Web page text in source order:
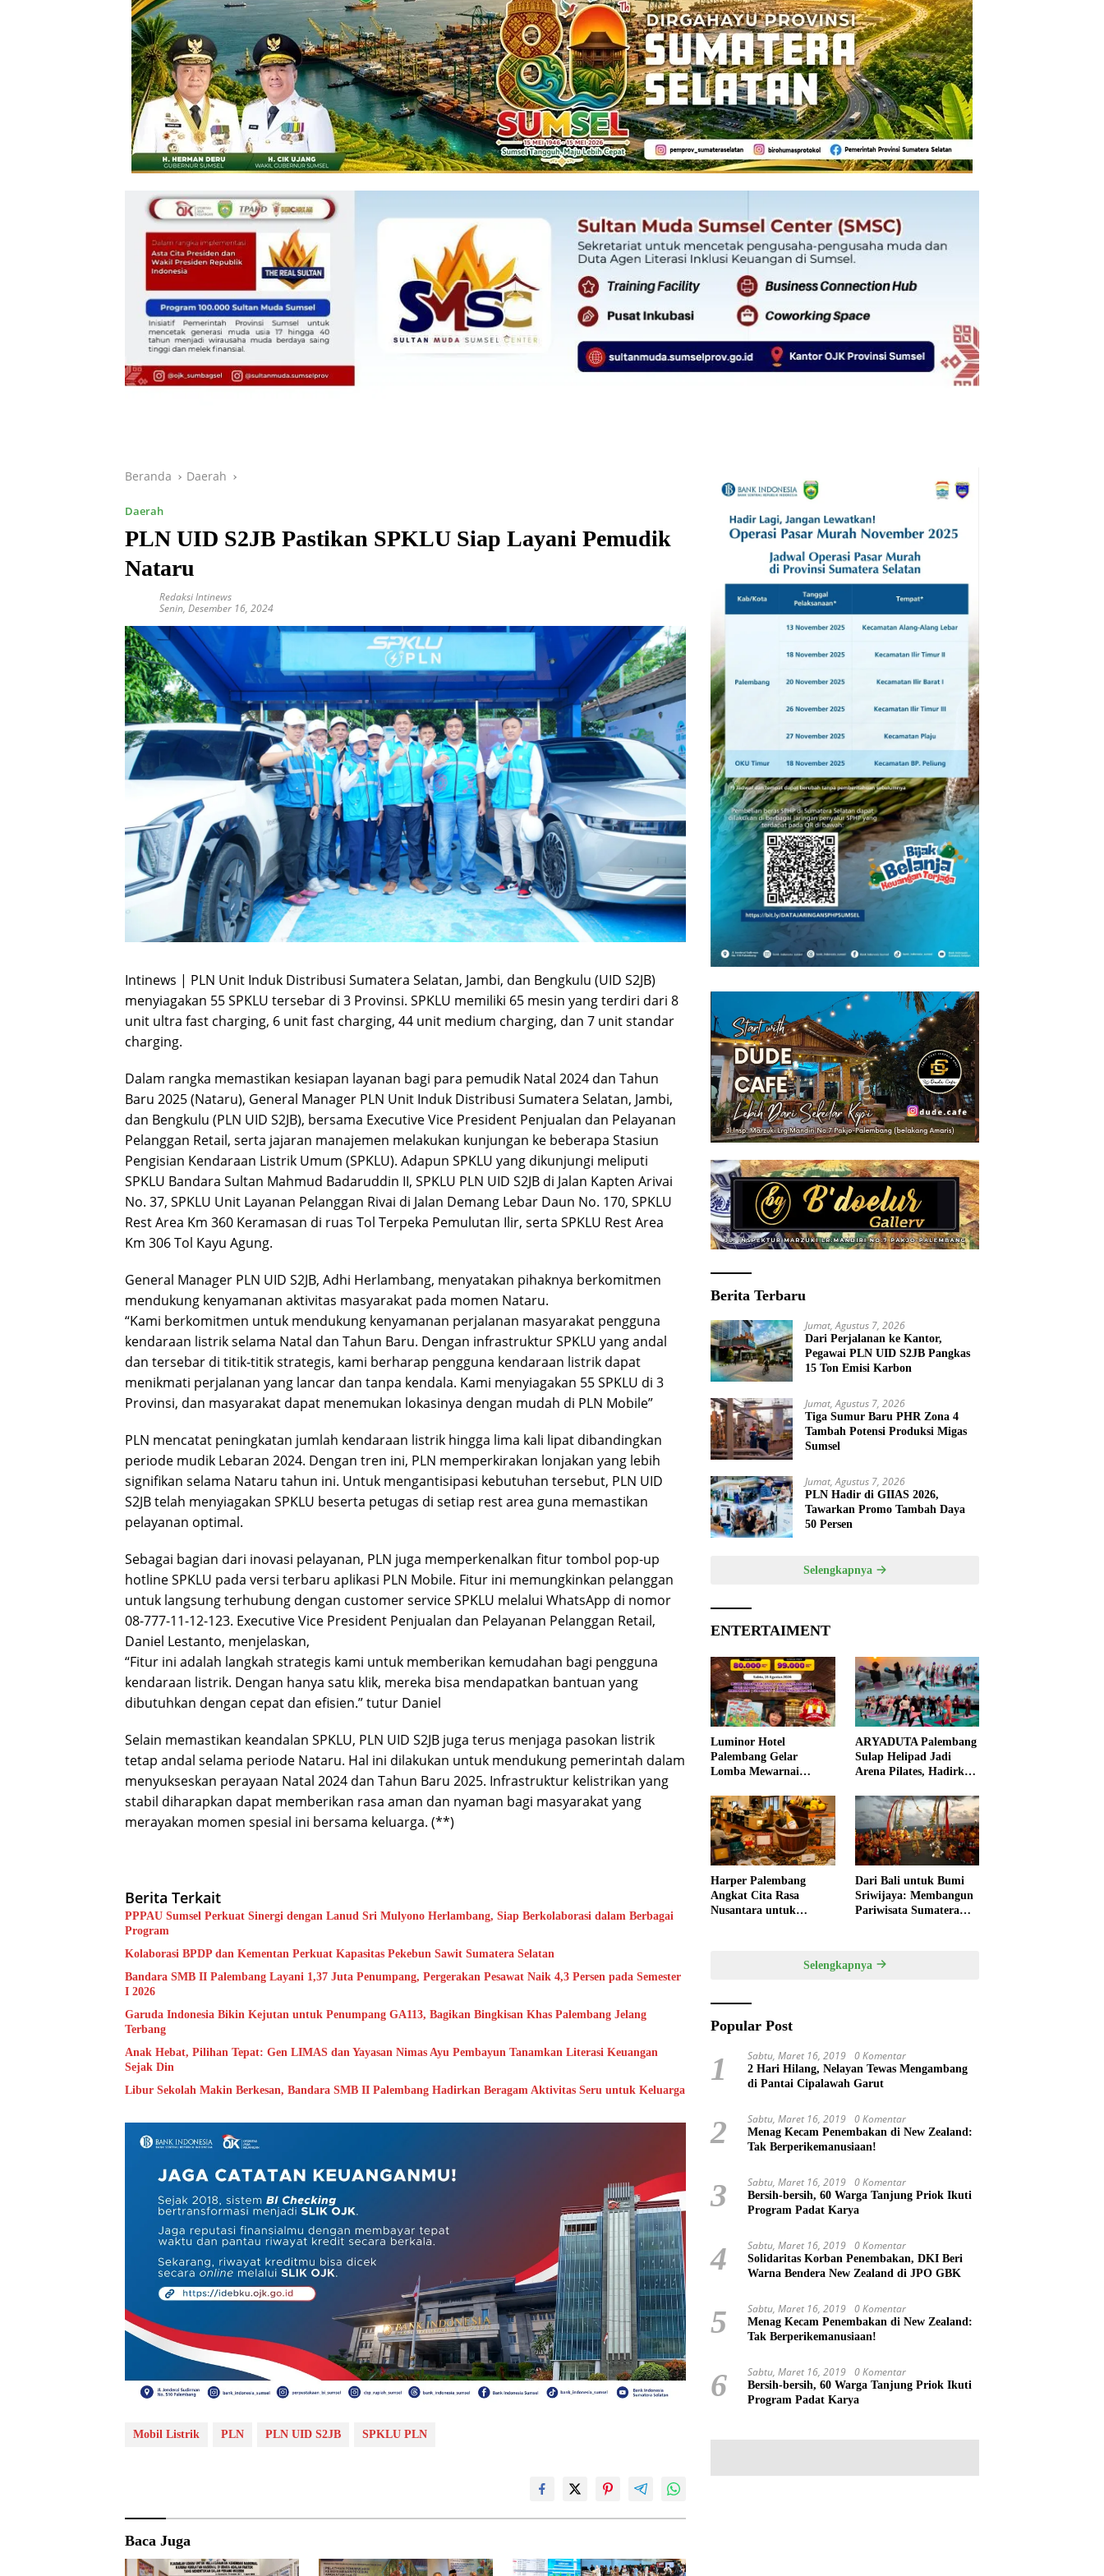
Beranda Daerah
Daerah
PLN UID S2JB Pastikan SPKLU Siap Layani Pemudik
Nataru
Redaksi Intinews
Senin, Desember 16, 2024
Intinews | PLN Unit Induk Distribusi Sumatera Selatan, Jambi, dan Bengkulu (UID S2JB)
menyiagakan 55 SPKLU tersebar di 3 Provinsi. SPKLU memiliki 65 mesin yang terdiri dari 8
unit ultra fast charging, 6 unit fast charging, 44 unit medium charging, dan 7 unit standar
charging.
Dalam rangka memastikan kesiapan layanan bagi para pemudik Natal 2024 dan Tahun
Baru 2025 (Nataru), General Manager PLN Unit Induk Distribusi Sumatera Selatan, Jambi,
dan Bengkulu (PLN UID S2JB), bersama Executive Vice President Penjualan dan Pelayanan
Pelanggan Retail, serta jajaran manajemen melakukan kunjungan ke beberapa Stasiun
Pengisian Kendaraan Listrik Umum (SPKLU). Adapun SPKLU yang dikunjungi meliputi
SPKLU Bandara Sultan Mahmud Badaruddin II, SPKLU PLN UID S2JB di Jalan Kapten Arivai
No. 37, SPKLU Unit Layanan Pelanggan Rivai di Jalan Demang Lebar Daun No. 170, SPKLU
Rest Area Km 360 Keramasan di ruas Tol Terpeka Pemulutan Ilir, serta SPKLU Rest Area
Km 306 Tol Kayu Agung.
General Manager PLN UID S2JB, Adhi Herlambang, menyatakan pihaknya berkomitmen
mendukung kenyamanan aktivitas masyarakat pada momen Nataru.
“Kami berkomitmen untuk mendukung kenyamanan perjalanan masyarakat pengguna
kendaraan listrik selama Natal dan Tahun Baru. Dengan infrastruktur SPKLU yang andal
dan tersebar di titik-titik strategis, kami berharap pengguna kendaraan listrik dapat
menikmati perjalanan yang lancar dan tanpa kendala. Kami menyiagakan 55 SPKLU di 3
Provinsi, dan masyarakat dapat menemukan lokasinya dengan mudah di PLN Mobile”
PLN mencatat peningkatan jumlah kendaraan listrik hingga lima kali lipat dibandingkan
periode mudik Lebaran 2024. Dengan tren ini, PLN memperkirakan lonjakan yang lebih
signifikan selama Nataru tahun ini. Untuk mengantisipasi kebutuhan tersebut, PLN UID
S2JB telah menyiagakan SPKLU beserta petugas di setiap rest area guna memastikan
pelayanan optimal.
Sebagai bagian dari inovasi pelayanan, PLN juga memperkenalkan fitur tombol pop-up
hotline SPKLU pada versi terbaru aplikasi PLN Mobile. Fitur ini memungkinkan pelanggan
untuk langsung terhubung dengan customer service SPKLU melalui WhatsApp di nomor
08-777-11-12-123. Executive Vice President Penjualan dan Pelayanan Pelanggan Retail,
Daniel Lestanto, menjelaskan,
“Fitur ini adalah langkah strategis kami untuk memberikan kemudahan bagi pengguna
kendaraan listrik. Dengan hanya satu klik, mereka bisa mendapatkan bantuan yang
dibutuhkan dengan cepat dan efisien.” tutur Daniel
Selain memastikan keandalan SPKLU, PLN UID S2JB juga terus menjaga pasokan listrik
tetap andal selama periode Nataru. Hal ini dilakukan untuk mendukung pemerintah dalam
menyukseskan perayaan Natal 2024 dan Tahun Baru 2025. Infrastruktur kelistrikan yang
stabil diharapkan dapat memberikan rasa aman dan nyaman bagi masyarakat yang
merayakan momen spesial ini bersama keluarga. (**)
Berita Terkait
PPPAU Sumsel Perkuat Sinergi dengan Lanud Sri Mulyono Herlambang, Siap Berkolaborasi dalam Berbagai
Program
Kolaborasi BPDP dan Kementan Perkuat Kapasitas Pekebun Sawit Sumatera Selatan
Bandara SMB II Palembang Layani 1,37 Juta Penumpang, Pergerakan Pesawat Naik 4,3 Persen pada Semester
I 2026
Garuda Indonesia Bikin Kejutan untuk Penumpang GA113, Bagikan Bingkisan Khas Palembang Jelang
Terbang
Anak Hebat, Pilihan Tepat: Gen LIMAS dan Yayasan Nimas Ayu Pembayun Tanamkan Literasi Keuangan
Sejak Din
Libur Sekolah Makin Berkesan, Bandara SMB II Palembang Hadirkan Beragam Aktivitas Seru untuk Keluarga
Mobil Listrik PLN PLN UID S2JB SPKLU PLN
Baca Juga
Berita Terbaru
Jumat, Agustus 7, 2026
Dari Perjalanan ke Kantor,
Pegawai PLN UID S2JB Pangkas
15 Ton Emisi Karbon
Jumat, Agustus 7, 2026
Tiga Sumur Baru PHR Zona 4
Tambah Potensi Produksi Migas
Sumsel
Jumat, Agustus 7, 2026
PLN Hadir di GIIAS 2026,
Tawarkan Promo Tambah Daya
50 Persen
Selengkapnya
ENTERTAIMENT
Luminor Hotel
Palembang Gelar
Lomba Mewarnai
Ajak Anak Asah
Kreativitas
ARYADUTA Palembang
Sulap Helipad Jadi
Arena Pilates, Hadirkan
Pertama di Kota
Pempek
Harper Palembang
Angkat Cita Rasa
Nusantara untuk
Dari Bali untuk Bumi
Sriwijaya: Membangun
Pariwisata Sumatera
Selengkapnya
Popular Post
1 Sabtu, Maret 16, 2019 0 Komentar
2 Hari Hilang, Nelayan Tewas Mengambang
di Pantai Cipalawah Garut
2 Sabtu, Maret 16, 2019 0 Komentar
Menag Kecam Penembakan di New Zealand:
Tak Berperikemanusiaan!
3 Sabtu, Maret 16, 2019 0 Komentar
Bersih-bersih, 60 Warga Tanjung Priok Ikuti
Program Padat Karya
4 Sabtu, Maret 16, 2019 0 Komentar
Solidaritas Korban Penembakan, DKI Beri
Warna Bendera New Zealand di JPO GBK
5 Sabtu, Maret 16, 2019 0 Komentar
Menag Kecam Penembakan di New Zealand:
Tak Berperikemanusiaan!
6 Sabtu, Maret 16, 2019 0 Komentar
Bersih-bersih, 60 Warga Tanjung Priok Ikuti
Program Padat Karya